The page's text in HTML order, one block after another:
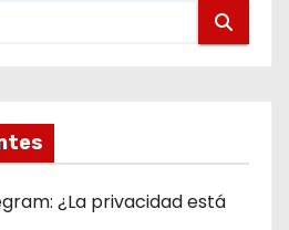
¿La privacidad está